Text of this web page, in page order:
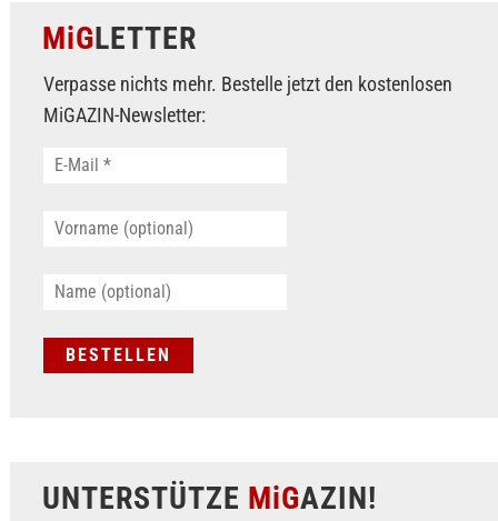
MiGLETTER
Verpasse nichts mehr. Bestelle jetzt den kostenlosen
MiGAZIN-Newsletter:
UNTERSTÜTZE MiGAZIN!